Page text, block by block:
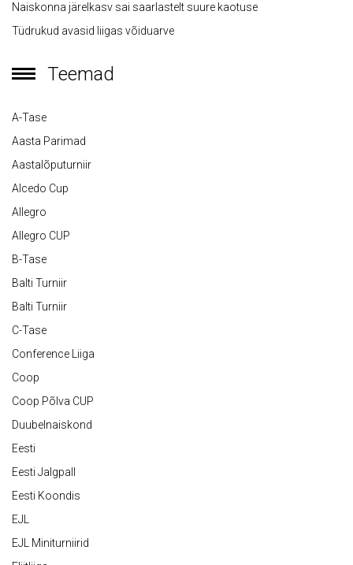
Naiskonna järelkasv sai saarlastelt suure kaotuse
Tüdrukud avasid liigas võiduarve
Teemad
A-Tase
Aasta Parimad
Aastalõputurniir
Alcedo Cup
Allegro
Allegro CUP
B-Tase
Balti Turniir
Balti Turniir
C-Tase
Conference Liiga
Coop
Coop Põlva CUP
Duubelnaiskond
Eesti
Eesti Jalgpall
Eesti Koondis
EJL
EJL Miniturniirid